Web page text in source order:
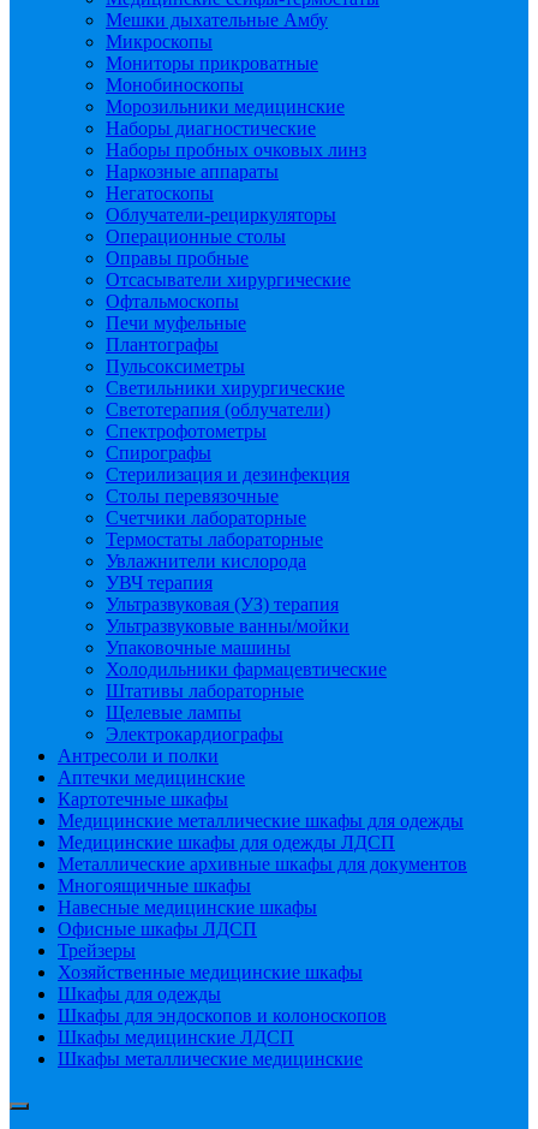
Мешки дыхательные Амбу
Микроскопы
Мониторы прикроватные
Монобиноскопы
Морозильники медицинские
Наборы диагностические
Наборы пробных очковых линз
Наркозные аппараты
Негатоскопы
Облучатели-рециркуляторы
Операционные столы
Оправы пробные
Отсасыватели хирургические
Офтальмоскопы
Печи муфельные
Плантографы
Пульсоксиметры
Светильники хирургические
Светотерапия (облучатели)
Спектрофотометры
Спирографы
Стерилизация и дезинфекция
Столы перевязочные
Счетчики лабораторные
Термостаты лабораторные
Увлажнители кислорода
УВЧ терапия
Ультразвуковая (УЗ) терапия
Ультразвуковые ванны/мойки
Упаковочные машины
Холодильники фармацевтические
Штативы лабораторные
Щелевые лампы
Электрокардиографы
Антресоли и полки
Аптечки медицинские
Картотечные шкафы
Медицинские металлические шкафы для одежды
Медицинские шкафы для одежды ЛДСП
Металлические архивные шкафы для документов
Многоящичные шкафы
Навесные медицинские шкафы
Офисные шкафы ЛДСП
Трейзеры
Хозяйственные медицинские шкафы
Шкафы для одежды
Шкафы для эндоскопов и колоноскопов
Шкафы медицинские ЛДСП
Шкафы металлические медицинские